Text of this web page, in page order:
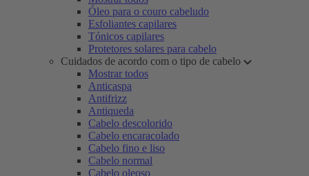
Óleo para o couro cabeludo
Esfoliantes capilares
Tónicos capilares
Protetores solares para cabelo
Cuidados de acordo com o tipo de cabelo
Mostrar todos
Anticaspa
Antifrizz
Antiqueda
Cabelo descolorido
Cabelo encaracolado
Cabelo fino e liso
Cabelo normal
Cabelo oleoso